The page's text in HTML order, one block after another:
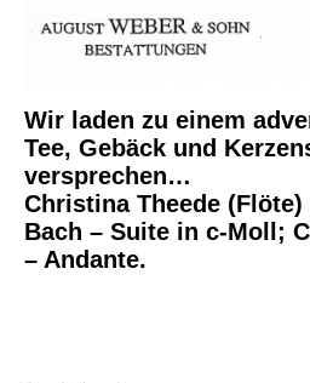
Wir laden zu einem
Tee, Gebäck und
versprechen…
Christina Theede
Bach – Suite in c-Moll;
– Andante.